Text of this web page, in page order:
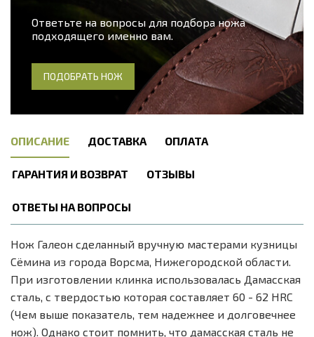
Ответьте на вопросы для подбора ножа
подходящего именно вам.
ПОДОБРАТЬ НОЖ
ОПИСАНИЕ ДОСТАВКА ОПЛАТА
ГАРАНТИЯ И ВОЗВРАТ ОТЗЫВЫ
ОТВЕТЫ НА ВОПРОСЫ
Нож Галеон сделанный вручную мастерами кузницы
Сёмина из города Ворсма, Нижегородской области.
При изготовлении клинка использовалась Дамасская
сталь, с твердостью которая составляет 60 - 62 HRC
(Чем выше показатель, тем надежнее и долговечнее
нож). Однако стоит помнить, что дамасская сталь не